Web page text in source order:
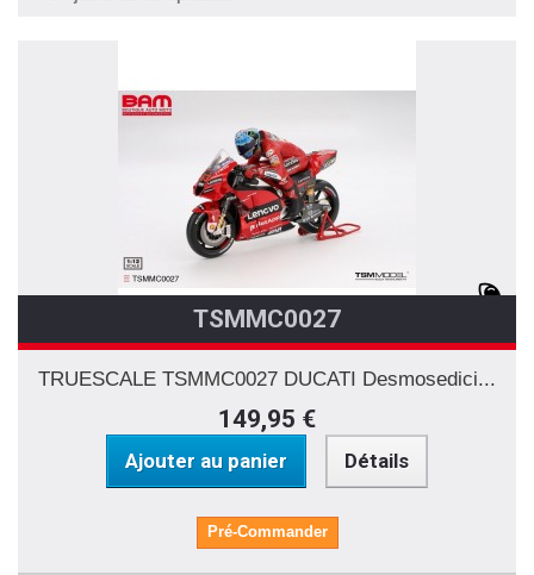
TSMMC0027
TRUESCALE TSMMC0027 DUCATI Desmosedici...
149,95 €
Ajouter au panier Détails
Pré-Commander